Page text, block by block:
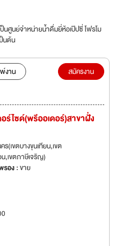
ป็นศูนย์จำหน่ายน้ำดื่มยี่ห้อเป๊ปซี่ โฟรโม
นต้น
งาน
สมัครงาน
ไซด์(พรีออเดอร์)สาขาฝั่ง
(เขตบางขุนเทียน,เขต
,เขตภาษีเจริญ)
รอง :ขาย